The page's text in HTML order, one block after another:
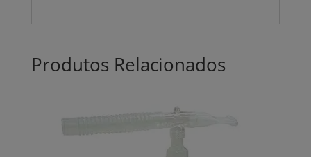
Produtos Relacionados